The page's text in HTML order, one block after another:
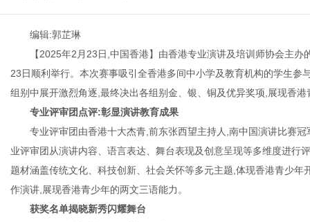
编辑:郭芷琳
【2025年2月23日,中国香港】由香港专业演讲及培训师协会主
23日顺利举行。本次赛事吸引全香港多间中小学及教育机构的学生
组别中展开激烈角逐,最终决出各组别金、银、铜及优异奖项,展现香
专业评审团点评:彰显演讲教育成果
专业评审团由香港十大杰青,前东张西望主持人,南中国演讲比赛
业评审团从演讲内容、语言表达、舞台表现及创意呈现等多维度进行
题材涵盖传统文化、科技创新、社会关怀等多元主题,体现香港青少
作演讲,展现香港青少年的两文三语能力。
获奖名单揭晓新秀闪耀舞台